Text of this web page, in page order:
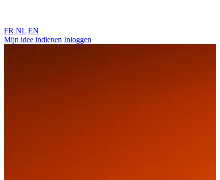
FR NL EN
Mijn idee indienen Inloggen